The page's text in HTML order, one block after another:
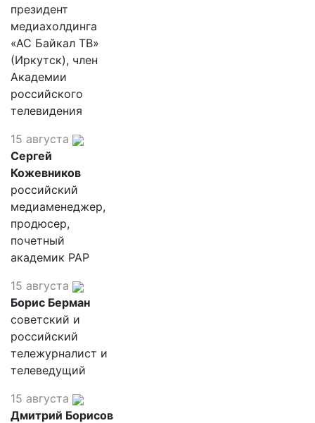
президент
медиахолдинга
«АС Байкал ТВ»
(Иркутск), член
Академии
российского
телевидения
15 августа
Сергей
Кожевников
российский
медиаменеджер,
продюсер,
почетный
академик РАР
15 августа
Борис Берман
советский и
российский
тележурналист и
телеведущий
15 августа
Дмитрий Борисов